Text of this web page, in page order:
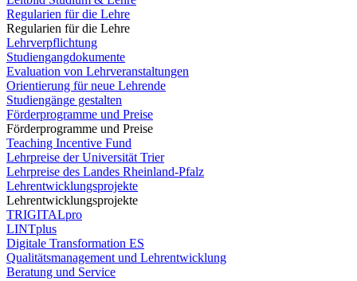
Regularien für die Lehre
Regularien für die Lehre
Lehrverpflichtung
Studiengangdokumente
Evaluation von Lehrveranstaltungen
Orientierung für neue Lehrende
Studiengänge gestalten
Förderprogramme und Preise
Förderprogramme und Preise
Teaching Incentive Fund
Lehrpreise der Universität Trier
Lehrpreise des Landes Rheinland-Pfalz
Lehrentwicklungsprojekte
Lehrentwicklungsprojekte
TRIGITALpro
LINTplus
Digitale Transformation ES
Qualitätsmanagement und Lehrentwicklung
Beratung und Service